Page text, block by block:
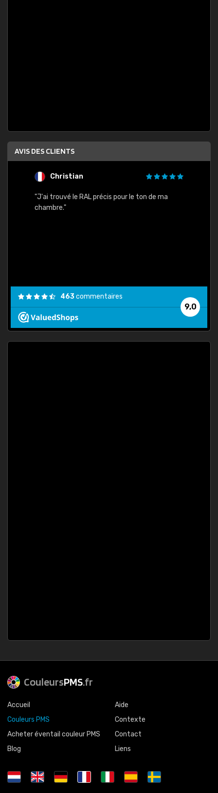
AVIS DES CLIENTS
Christian
"J'ai trouvé le RAL précis pour le ton de ma
chambre."
9,0
463commentaires
CouleursPMS.fr
Accueil
Couleurs PMS
Acheter éventail couleur PMS
Blog
Aide
Contexte
Contact
Liens